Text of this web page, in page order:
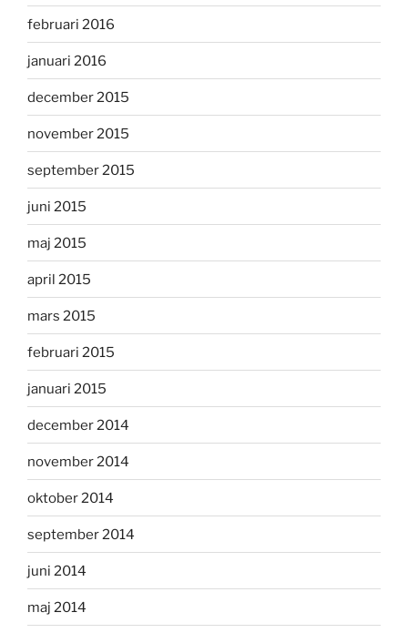
februari 2016
januari 2016
december 2015
november 2015
september 2015
juni 2015
maj 2015
april 2015
mars 2015
februari 2015
januari 2015
december 2014
november 2014
oktober 2014
september 2014
juni 2014
maj 2014